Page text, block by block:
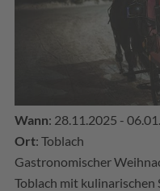
Wann: 28.11.2025 -
Ort: Toblach
Gastronomischer
Toblach mit